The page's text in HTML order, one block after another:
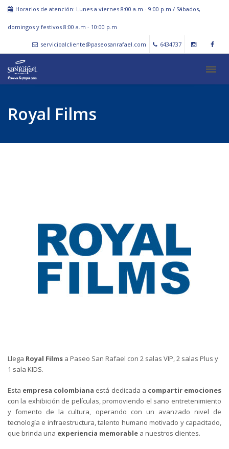
Horarios de atención: Lunes a viernes 8:00 a.m - 9:00 p.m / Sábados,
domingos y festivos 8:00 a.m - 10:00 p.m
servicioalcliente@paseosanrafael.com 6434737
Royal Films
Llega Royal Films a Paseo San Rafael con 2 salas VIP, 2 salas Plus y
1 sala KIDS.
Esta empresa colombiana está dedicada a compartir emociones
con la exhibición de películas, promoviendo el sano entretenimiento
y fomento de la cultura, operando con un avanzado nivel de
tecnología e infraestructura, talento humano motivado y capacitado,
que brinda una experiencia memorable a nuestros clientes.